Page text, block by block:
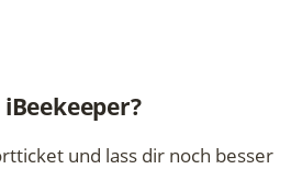
und lass dir noch besser